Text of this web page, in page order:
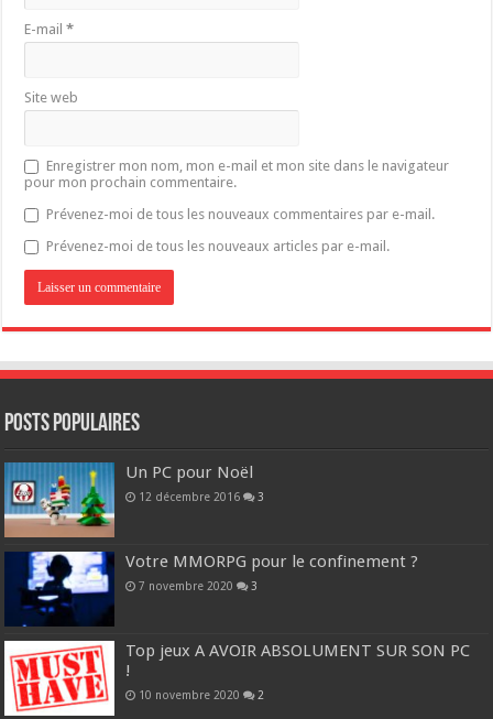
E-mail*
Site web
Enregistrer mon nom, mon e-mail et mon site dans le navigateur
pour mon prochain commentaire.
Prévenez-moi de tous les nouveaux commentaires par e-mail.
Prévenez-moi de tous les nouveaux articles par e-mail.
POSTS POPULAIRES
Un PC pour Noël
12 décembre 2016 3
Votre MMORPG pour le confinement ?
7 novembre 2020 3
Top jeux A AVOIR ABSOLUMENT SUR SON PC
!
10 novembre 2020 2